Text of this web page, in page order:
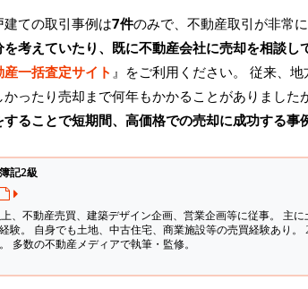
ての取引事例は7件のみで、不動産取引が非常
考えていたり、既に不動産会社に売却を相談し
産一括査定サイト 』をご利用ください。 従来、
ったり売却まで何年もかかることがありました
ることで短期間、高価格での売却に成功する事
記2級
、不動産売買、建築デザイン企画、営業企画等に従事。 主
験。 自身でも土地、中古住宅、商業施設等の売買経験あり
多数の不動産メディアで執筆・監修。